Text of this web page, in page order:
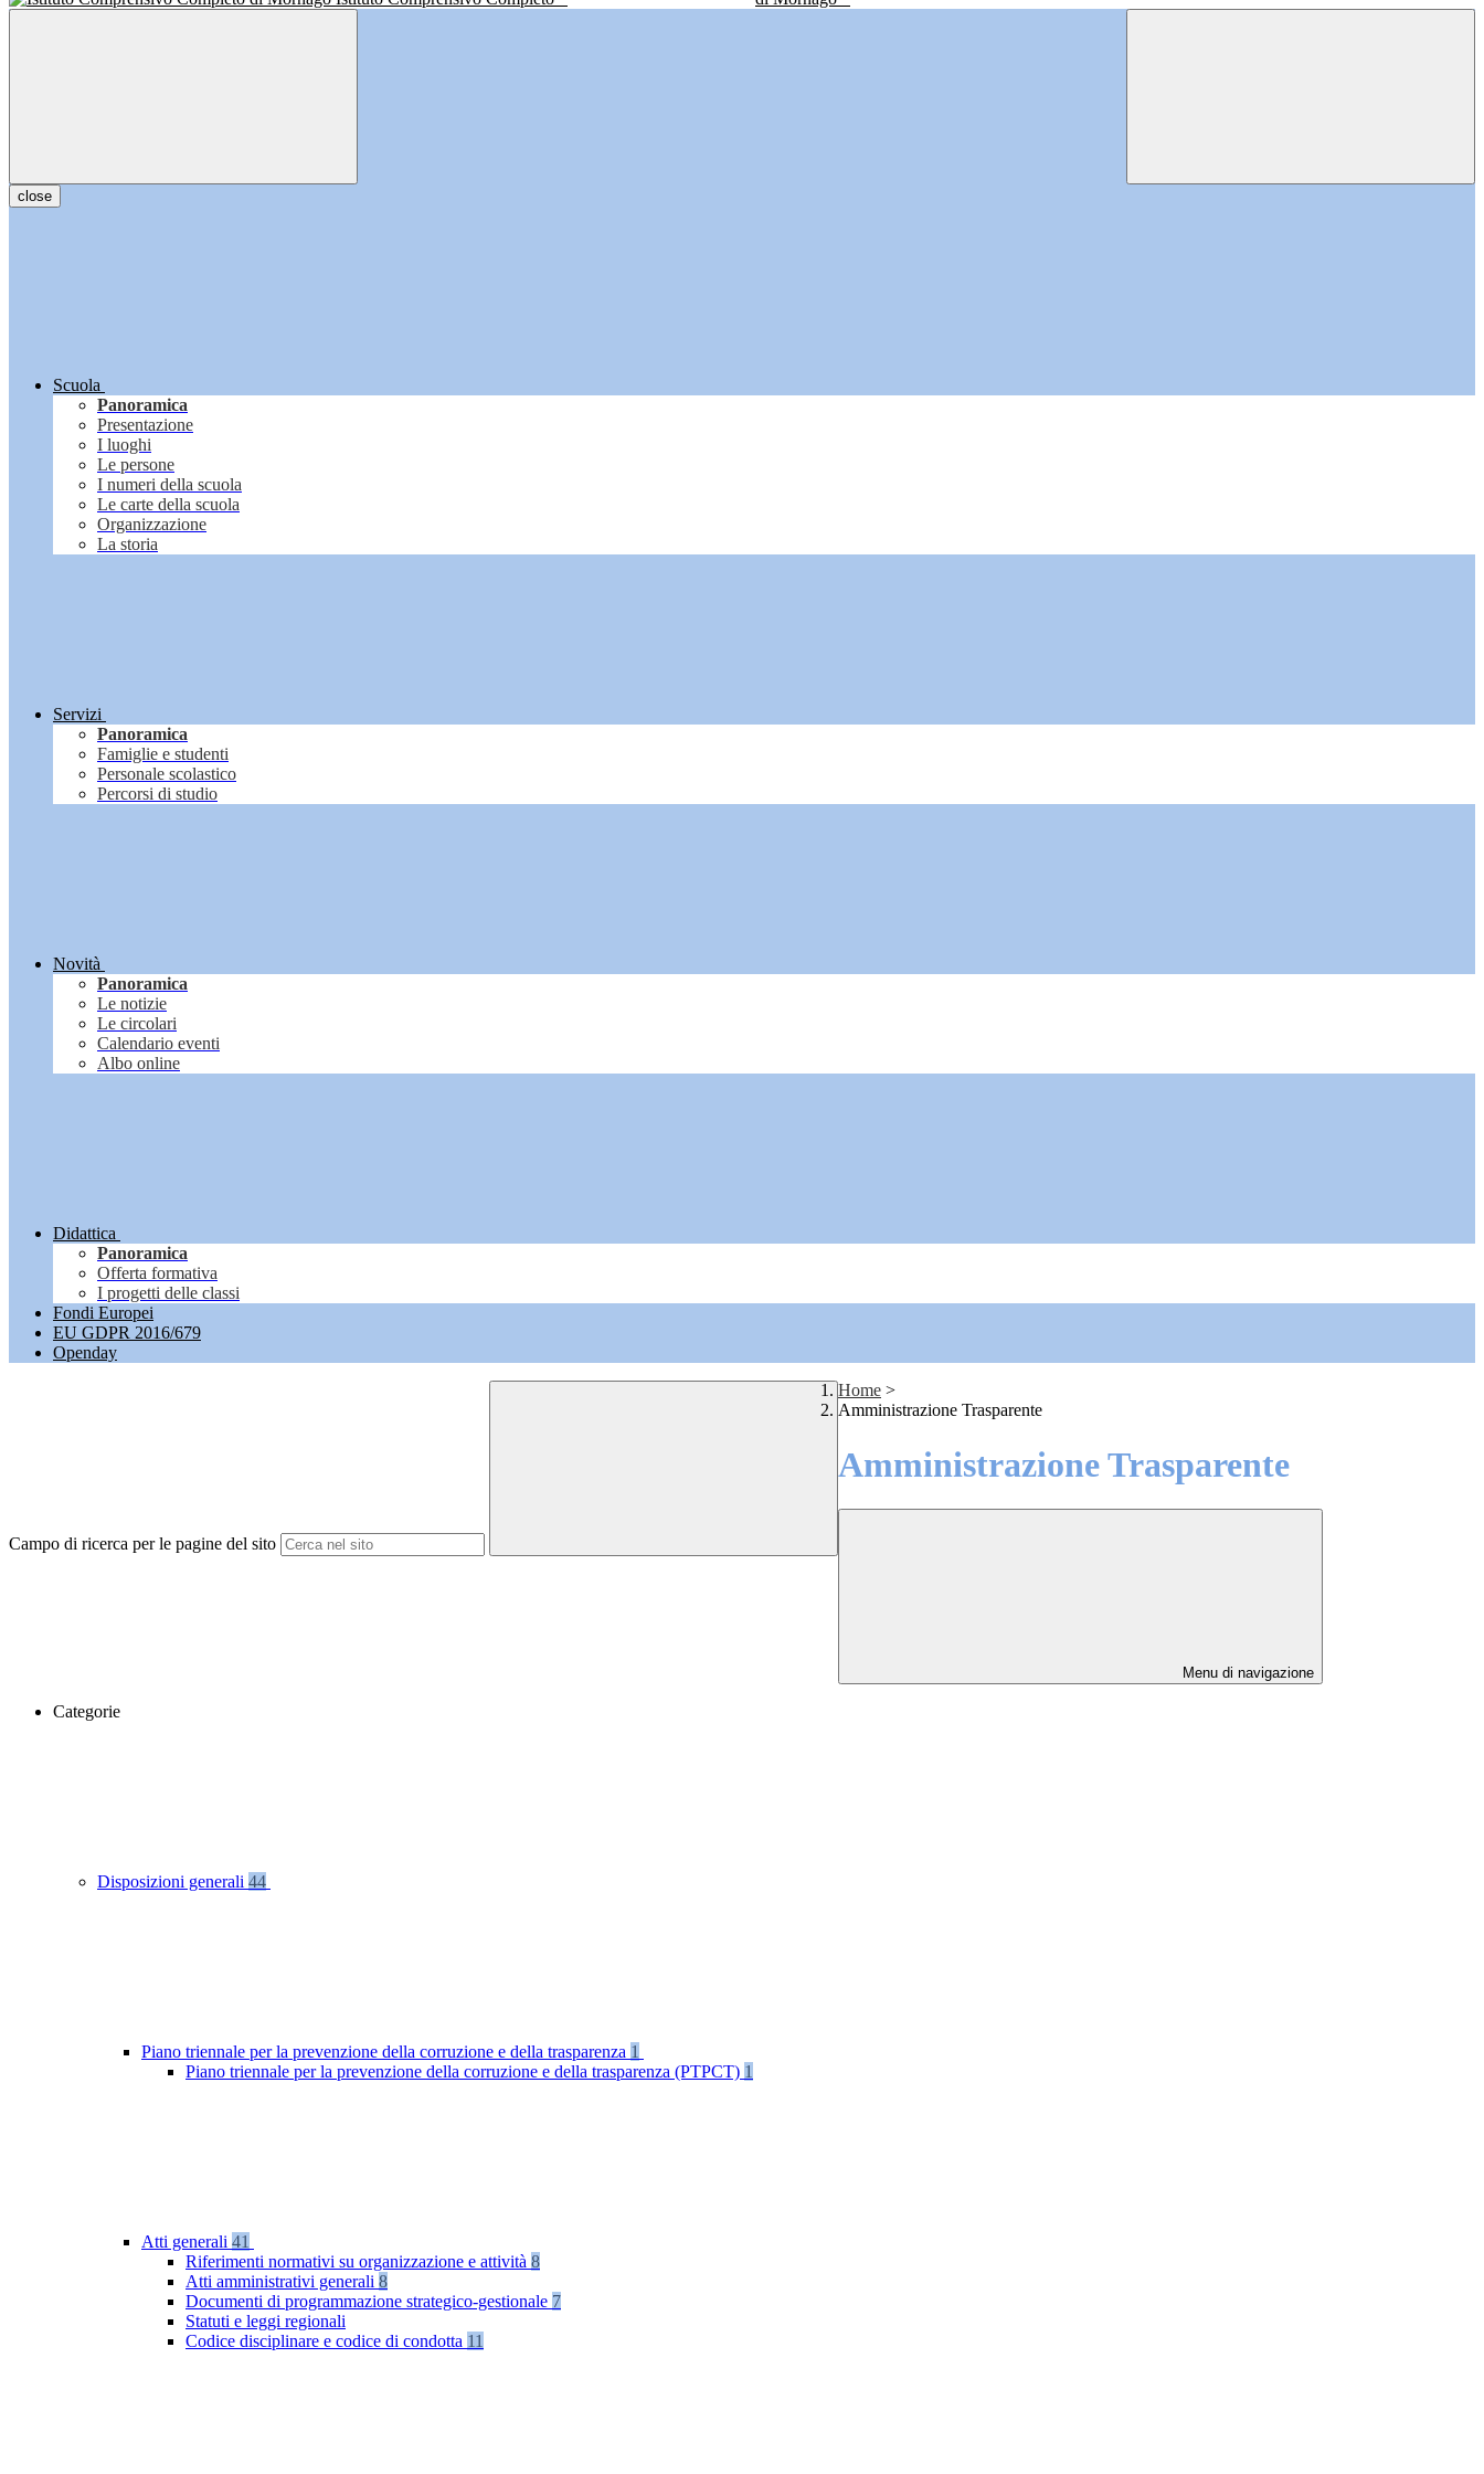
close
Scuola
Panoramica
Presentazione
I luoghi
Le persone
I numeri della scuola
Le carte della scuola
Organizzazione
La storia
Servizi
Panoramica
Famiglie e studenti
Personale scolastico
Percorsi di studio
Novità
Panoramica
Le notizie
Le circolari
Calendario eventi
Albo online
Didattica
Panoramica
Offerta formativa
I progetti delle classi
Fondi Europei
EU GDPR 2016/679
Openday
Campo di ricerca per le pagine del sito
Home >
Amministrazione Trasparente
Amministrazione Trasparente
Menu di navigazione
Categorie
Disposizioni generali 44
Piano triennale per la prevenzione della corruzione e della trasparenza 1
Piano triennale per la prevenzione della corruzione e della trasparenza (PTPCT) 1
Atti generali 41
Riferimenti normativi su organizzazione e attività 8
Atti amministrativi generali 8
Documenti di programmazione strategico-gestionale 7
Statuti e leggi regionali
Codice disciplinare e codice di condotta 11